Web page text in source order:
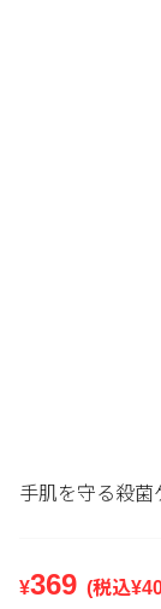
手肌を守る殺菌
¥369 (税込¥